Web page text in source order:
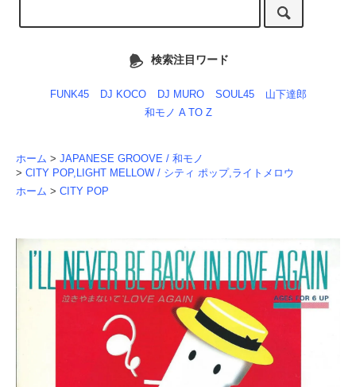
検索注目ワード
FUNK45 DJ KOCO DJ MURO SOUL45
山下達郎
和モノ A TO Z
ホーム > JAPANESE GROOVE / 和モノ
> CITY POP,LIGHT MELLOW / シティ ポップ,ライトメロウ
ホーム > CITY POP